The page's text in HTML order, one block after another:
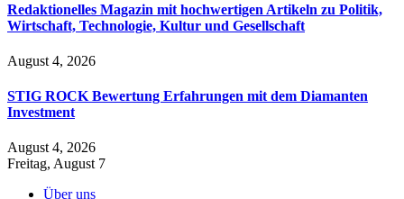
Redaktionelles Magazin mit hochwertigen Artikeln zu Politik,
Wirtschaft, Technologie, Kultur und Gesellschaft
August 4, 2026
STIG ROCK Bewertung Erfahrungen mit dem Diamanten
Investment
August 4, 2026
Freitag, August 7
Über uns